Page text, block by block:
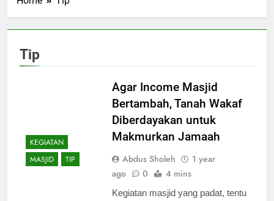
Meriah, Lomba
Drumband Cilik
Zayed
Surakarta
Masjid Agung
Surakarta
3 Months Ago
Masjid dan Mushola di
Sondakan Kerja Bakti
Sambut Idul Adha 1447
H
3 Months Ago
Masjid Muttaqin
Perdana Gema
Dzulhijjah 2026
Tip
KEGIATAN
MASJID
TIP
Agar Income Masjid
Bertambah, Tanah Wakaf
Diberdayakan untuk
Makmurkan Jamaah
Abdus Sholeh
1 year
ago
0 4 mins
Kegiatan masjid yang padat, tentu